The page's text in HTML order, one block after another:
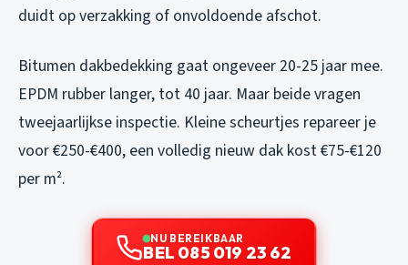
duidt op verzakking of onvoldoende afschot.
Bitumen dakbedekking gaat ongeveer 20-25 jaar mee.
EPDM rubber langer, tot 40 jaar. Maar beide vragen
tweejaarlijkse inspectie. Kleine scheurtjes repareer je
voor €250-€400, een volledig nieuw dak kost €75-€120
per m².
NU BEREIKBAAR
BEL 085 019 23 62